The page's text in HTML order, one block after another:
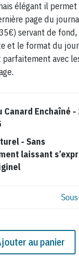
élégant il permet
page du
servant de
et le format du
parfaitement avec
Canard Enchaîné -
- Sans
laissant
au panier